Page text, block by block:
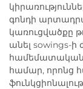
գոնդի
կառուցվածքը
անել sowings-
համեմատական
համար, որոնց